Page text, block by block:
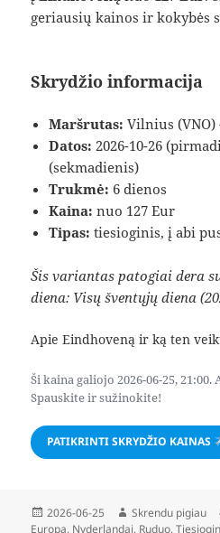
geriausių kainos ir kokybės
Skrydžio informacija
Maršrutas: Vilnius (VNO)
Datos: 2026-10-26
(sekmadienis)
Trukmė: 6 dienos
Kaina: nuo 127 Eur
Tipas: tiesioginis, į abi
Šis variantas patogiai dera
diena: Visų šventųjų diena
Apie Eindhoveną ir ką ten
Ši kaina galiojo 2026-06-25,
Spauskite ir sužinokite!
PATIKRINTI SKRYDŽIO KAINAS
Paskelbta
2026-06-25 Autorius
Skrendu pigiau
Europa, Nyderlandai, Ruduo,